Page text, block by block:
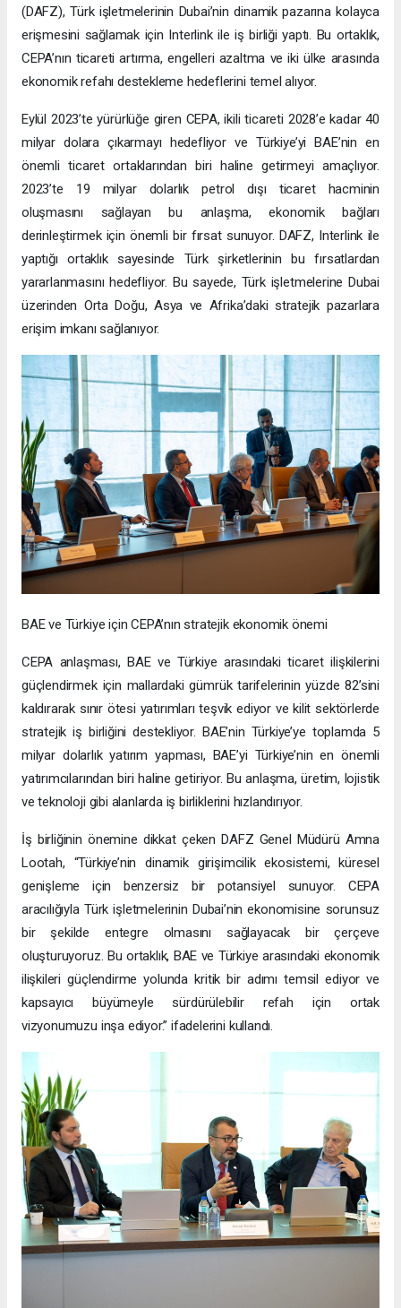
(DAFZ), Türk işletmelerinin Dubai’nin dinamik pazarına kolayca
erişmesini sağlamak için Interlink ile iş birliği yaptı. Bu ortaklık,
CEPA’nın ticareti artırma, engelleri azaltma ve iki ülke arasında
ekonomik refahı destekleme hedeflerini temel alıyor.
Eylül 2023’te yürürlüğe giren CEPA, ikili ticareti 2028’e kadar 40
milyar dolara çıkarmayı hedefliyor ve Türkiye’yi BAE’nin en
önemli ticaret ortaklarından biri haline getirmeyi amaçlıyor.
2023’te 19 milyar dolarlık petrol dışı ticaret hacminin
oluşmasını sağlayan bu anlaşma, ekonomik bağları
derinleştirmek için önemli bir fırsat sunuyor. DAFZ, Interlink ile
yaptığı ortaklık sayesinde Türk şirketlerinin bu fırsatlardan
yararlanmasını hedefliyor. Bu sayede, Türk işletmelerine Dubai
üzerinden Orta Doğu, Asya ve Afrika’daki stratejik pazarlara
erişim imkanı sağlanıyor.
BAE ve Türkiye için CEPA’nın stratejik ekonomik önemi
CEPA anlaşması, BAE ve Türkiye arasındaki ticaret ilişkilerini
güçlendirmek için mallardaki gümrük tarifelerinin yüzde 82’sini
kaldırarak sınır ötesi yatırımları teşvik ediyor ve kilit sektörlerde
stratejik iş birliğini destekliyor. BAE’nin Türkiye’ye toplamda 5
milyar dolarlık yatırım yapması, BAE’yi Türkiye’nin en önemli
yatırımcılarından biri haline getiriyor. Bu anlaşma, üretim, lojistik
ve teknoloji gibi alanlarda iş birliklerini hızlandırıyor.
İş birliğinin önemine dikkat çeken DAFZ Genel Müdürü Amna
Lootah, “Türkiye’nin dinamik girişimcilik ekosistemi, küresel
genişleme için benzersiz bir potansiyel sunuyor. CEPA
aracılığıyla Türk işletmelerinin Dubai’nin ekonomisine sorunsuz
bir şekilde entegre olmasını sağlayacak bir çerçeve
oluşturuyoruz. Bu ortaklık, BAE ve Türkiye arasındaki ekonomik
ilişkileri güçlendirme yolunda kritik bir adımı temsil ediyor ve
kapsayıcı büyümeyle sürdürülebilir refah için ortak
vizyonumuzu inşa ediyor.” ifadelerini kullandı.